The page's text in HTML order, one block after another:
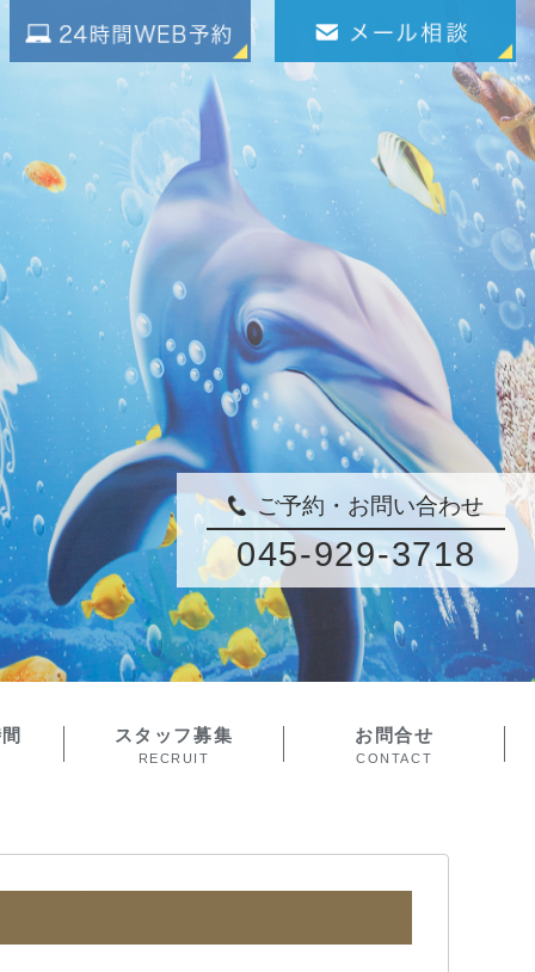
ご予約・お問い合わせ
045-929-3718
スタッフ募集
RECRUIT
お問合せ
CONTACT